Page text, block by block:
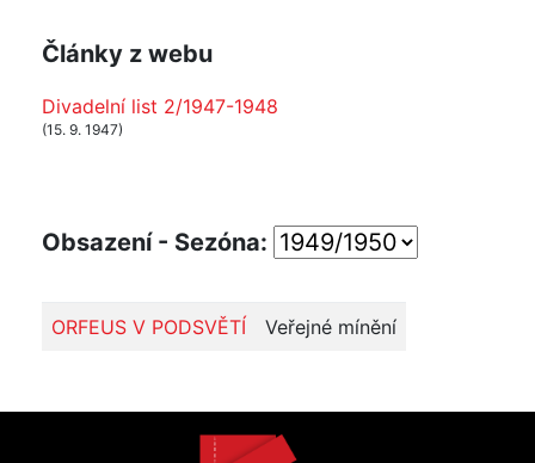
Články z webu
Divadelní list 2/1947-1948
(15. 9. 1947)
Obsazení - Sezóna:
ORFEUS V PODSVĚTÍ Veřejné mínění